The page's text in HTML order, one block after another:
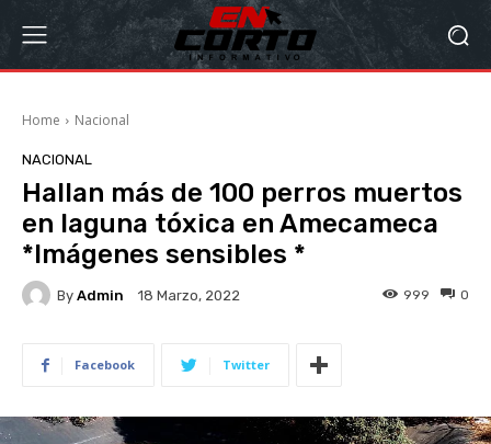
Home Nacional
NACIONAL
Hallan más de 100 perros muertos
en laguna tóxica en Amecameca
*Imágenes sensibles *
By Admin 18 Marzo, 2022 0
999
Facebook Twitter